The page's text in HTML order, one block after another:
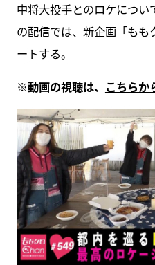
中将大投手とのロケにつ
の配信では、新企画「も
ートする。
※動画の視聴は、 こちらか